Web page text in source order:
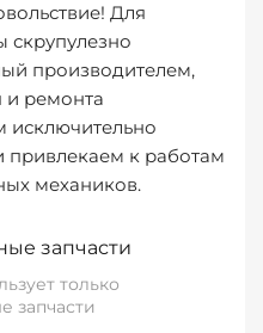
Для
скрупулезно
производителем,
и ремонта
исключительно
привлекаем к работам
механиков.
запчасти
только
запчасти